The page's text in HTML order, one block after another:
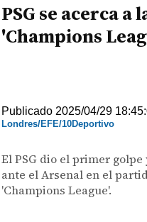
PSG se acerca a
'Champions
Publicado 2025/04/29
Londres/EFE/10Deportivo
El PSG dio el primer
ante el Arsenal en el
'Champions League'.